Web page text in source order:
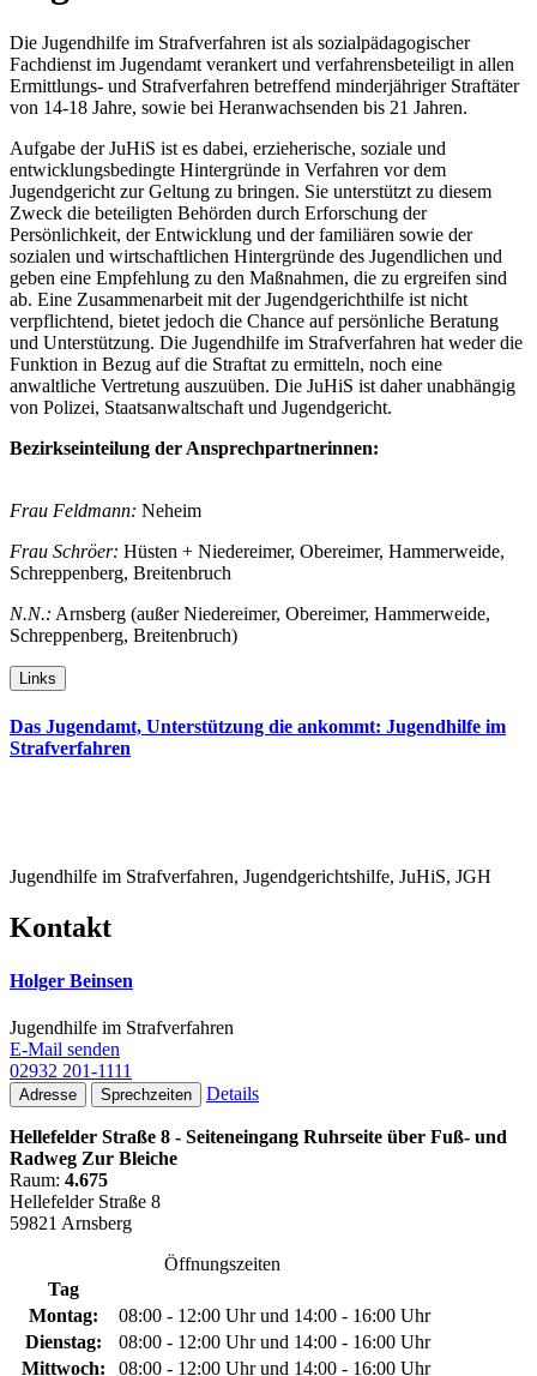
Die Jugendhilfe im Strafverfahren ist als sozialpädagogischer
Fachdienst im Jugendamt verankert und verfahrensbeteiligt in allen
Ermittlungs- und Strafverfahren betreffend minderjähriger Straftäter
von 14-18 Jahre, sowie bei Heranwachsenden bis 21 Jahren.
Aufgabe der JuHiS ist es dabei, erzieherische, soziale und
entwicklungsbedingte Hintergründe in Verfahren vor dem
Jugendgericht zur Geltung zu bringen. Sie unterstützt zu diesem
Zweck die beteiligten Behörden durch Erforschung der
Persönlichkeit, der Entwicklung und der familiären sowie der
sozialen und wirtschaftlichen Hintergründe des Jugendlichen und
geben eine Empfehlung zu den Maßnahmen, die zu ergreifen sind
ab. Eine Zusammenarbeit mit der Jugendgerichthilfe ist nicht
verpflichtend, bietet jedoch die Chance auf persönliche Beratung
und Unterstützung. Die Jugendhilfe im Strafverfahren hat weder die
Funktion in Bezug auf die Straftat zu ermitteln, noch eine
anwaltliche Vertretung auszuüben. Die JuHiS ist daher unabhängig
von Polizei, Staatsanwaltschaft und Jugendgericht.
Bezirkseinteilung der Ansprechpartnerinnen:
Frau Feldmann: Neheim
Frau Schröer: Hüsten + Niedereimer, Obereimer, Hammerweide,
Schreppenberg, Breitenbruch
N.N.: Arnsberg (außer Niedereimer, Obereimer, Hammerweide,
Schreppenberg, Breitenbruch)
Links
Das Jugendamt, Unterstützung die ankommt: Jugendhilfe im
Strafverfahren
Jugendhilfe im Strafverfahren, Jugendgerichtshilfe, JuHiS, JGH
Kontakt
Holger Beinsen
Jugendhilfe im Strafverfahren
E-Mail senden
02932 201-1111
Adresse Sprechzeiten Details
Hellefelder Straße 8 - Seiteneingang Ruhrseite über Fuß- und
Radweg Zur Bleiche
Raum: 4.675
Hellefelder Straße 8
59821 Arnsberg
Öffnungszeiten
Tag
Montag:
08:00 - 12:00 Uhr und 14:00 - 16:00 Uhr
Dienstag:
08:00 - 12:00 Uhr und 14:00 - 16:00 Uhr
Mittwoch:
08:00 - 12:00 Uhr und 14:00 - 16:00 Uhr